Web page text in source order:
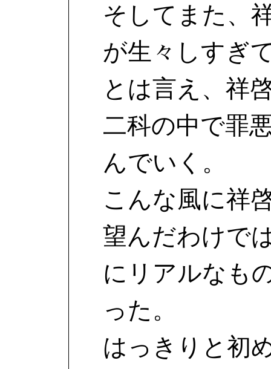
そしてまた、
が生々しすぎ
とは言え、祥
二科の中で罪
んでいく。
こんな風に祥
望んだわけで
にリアルなも
った。
はっきりと初